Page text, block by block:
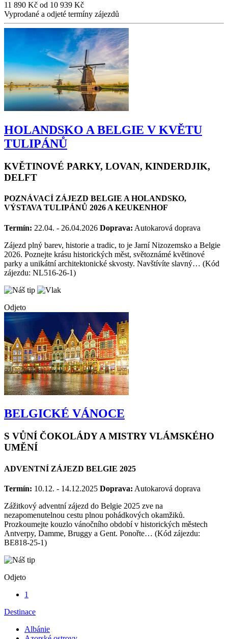
11 890 Kč od 10 939 Kč
Vyprodané a odjeté termíny zájezdů
HOLANDSKO A BELGIE V KVĚTU
TULIPÁNŮ
KVĚTINOVÉ PARKY, LOVAN, KINDERDJIK,
DELFT
POZNÁVACÍ ZÁJEZD BELGIE A HOLANDSKO,
VÝSTAVA TULIPÁNŮ 2026 A KEUKENHOF
Termín: 22.04. - 26.04.2026 Doprava: Autokarová doprava
Zájezd plný barev, historie a tradic, to je Jarní Nizozemsko a Belgie
2026. Poznejte krásu historických měst, světoznámé květinové
parky a unikátní architektonické skvosty. Navštívíte slavný… (Kód
zájezdu: NL516-26-1)
Odjeto
BELGICKÉ VÁNOCE
S VŮNÍ ČOKOLÁDY A MISTRY VLÁMSKÉHO
UMĚNÍ
ADVENTNÍ ZÁJEZD BELGIE 2025
Termín: 10.12. - 14.12.2025 Doprava: Autokarová doprava
Zážitkový adventní zájezd do Belgie 2025 zve na
nezapomenutelnou cestu plnou pohádkových okamžiků.
Prozkoumejte kouzlo vánočního období v historických městech
Antverpy, Damme, Bruggy a Gent. Ponořte… (Kód zájezdu:
BE818-25-1)
Odjeto
1
Destinace
Albánie